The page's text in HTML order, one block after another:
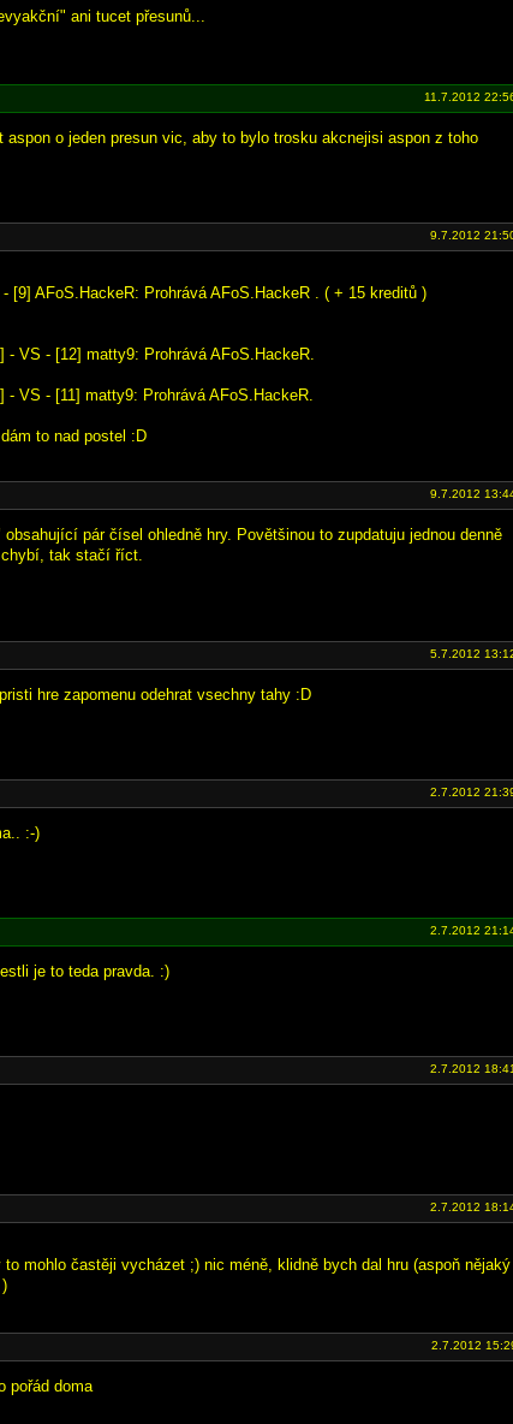
ani tucet přesunů...
11.7.2012
aspon o jeden presun vic, aby to bylo trosku akcnejisi aspon z toho
9.7.2012
[9] AFoS.HackeR: Prohrává AFoS.HackeR . ( + 15 kreditů )
- VS - [12] matty9: Prohrává AFoS.HackeR.
- VS - [11] matty9: Prohrává AFoS.HackeR.
to nad postel :D
9.7.2012
pár čísel ohledně hry. Povětšinou to zupdatuju jednou denně
chybí, tak stačí říct.
5.7.2012
hre zapomenu odehrat vsechny tahy :D
2.7.2012
:-)
2.7.2012
je to teda pravda. :)
2.7.2012
2.7.2012
mohlo častěji vycházet ;) nic méně, klidně bych dal hru (aspoň nějaký
2.7.2012
pořád doma